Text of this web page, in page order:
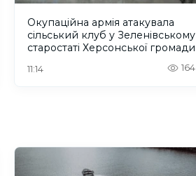
Окупаційна армія атакувала
сільський клуб у Зеленівському
старостаті Херсонської громади
11:14 164